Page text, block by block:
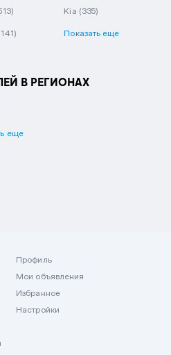
Kia (335)
Показать еще
В РЕГИОНАХ
еще
Профиль
Мои объявления
Избранное
Настройки